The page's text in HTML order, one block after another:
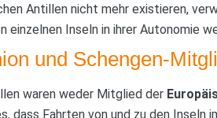
Antillen nicht mehr existieren,
einzelnen Inseln in ihrer Autonomie
und Schengen-
waren weder Mitglied der
dass Fahrten von und zu den Inseln